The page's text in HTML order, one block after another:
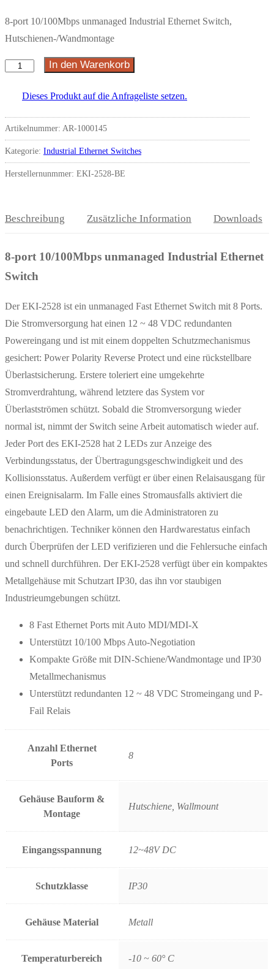
8-port 10/100Mbps unmanaged Industrial Ethernet Switch,
Hutschienen-/Wandmontage
EKI-
Menge
In den Warenkorb
Dieses Produkt auf die Anfrageliste setzen.
Artikelnummer: AR-1000145
Kategorie: Industrial Ethernet Switches
Herstellernunmmer: EKI-2528-BE
Beschreibung Zusätzliche Information Downloads
8-port 10/100Mbps unmanaged Industrial Ethernet
Switch
Der EKI-2528 ist ein unmanaged Fast Ethernet Switch mit 8 Ports.
Die Stromversorgung hat einen 12 ~ 48 VDC redundanten
Powereingang und ist mit einem doppelten Schutzmechanismus
gesichert: Power Polarity Reverse Protect und eine rückstellbare
Überlastsicherung. Erstere toleriert eine umgekehrte
Stromverdrahtung, während letztere das System vor
Überlastströmen schützt. Sobald die Stromversorgung wieder
normal ist, nimmt der Switch seine Arbeit automatisch wieder auf.
Jeder Port des EKI-2528 hat 2 LEDs zur Anzeige des
Verbindungsstatus, der Übertragungsgeschwindigkeit und des
Kollisionsstatus. Außerdem verfügt er über einen Relaisausgang für
einen Ereignisalarm. Im Falle eines Stromausfalls aktiviert die
eingebaute LED den Alarm, um die Administratoren zu
benachrichtigen. Techniker können den Hardwarestatus einfach
durch Überprüfen der LED verifizieren und die Fehlersuche einfach
und schnell durchführen. Der EKI-2528 verfügt über ein kompaktes
Metallgehäuse mit Schutzart IP30, das ihn vor staubigen
Industrieumgebungen schützt.
8 Fast Ethernet Ports mit Auto MDI/MDI-X
Unterstützt 10/100 Mbps Auto-Negotiation
Kompakte Größe mit DIN-Schiene/Wandmontage und IP30
Metallmechanismus
Unterstützt redundanten 12 ~ 48 VDC Stromeingang und P-
Fail Relais
Anzahl Ethernet
Ports
8
Gehäuse Bauform &
Montage
Hutschiene, Wallmount
Eingangsspannung 12~48V DC
Schutzklasse IP30
Gehäuse Material Metall
Temperaturbereich -10 ~ 60° C